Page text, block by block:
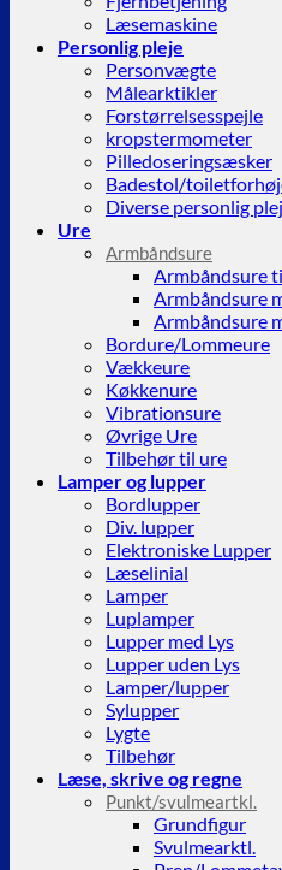
Læsemaskine
Personlig pleje
Personvægte
Målearktikler
Forstørrelsesspejle
kropstermometer
Pilledoseringsæsker
Badestol/
Diverse personlig
Ure
Armbåndsure
Armbåndsure
Armbåndsure
Armbåndsure
Bordure/Lommeure
Vækkeure
Køkkenure
Vibrationsure
Øvrige Ure
Tilbehør til ure
Lamper og lupper
Bordlupper
Div. lupper
Elektroniske Lupper
Læselinial
Lamper
Luplamper
Lupper med Lys
Lupper uden Lys
Lamper/lupper
Sylupper
Lygte
Tilbehør
Læse, skrive og regne
Punkt/svulmeartkl.
Grundfigur
Svulmearktl.